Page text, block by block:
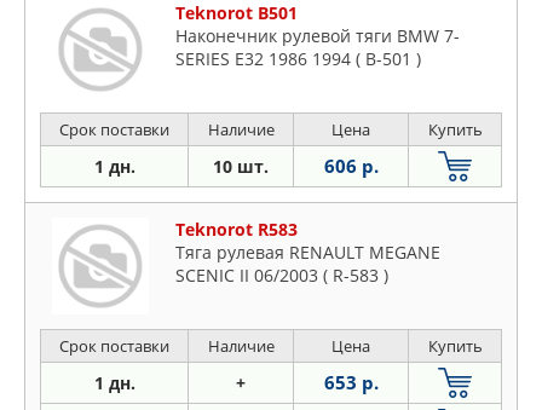
Teknorot B501
Наконечник рулевой тяги BMW 7-
SERIES E32 1986 1994 ( B-501 )
Срок поставки Наличие Цена Купить
1 дн. 10 шт. 606 р.
Teknorot R583
Тяга рулевая RENAULT MEGANE
SCENIC II 06/2003 ( R-583 )
Срок поставки Наличие Цена Купить
1 дн. + 653 р.